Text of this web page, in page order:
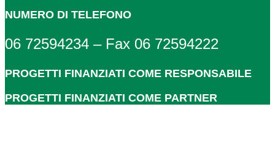
NUMERO DI TELEFONO
06 72594234 – Fax 06 72594222
PROGETTI FINANZIATI COME RESPONSABILE
PROGETTI FINANZIATI COME PARTNER